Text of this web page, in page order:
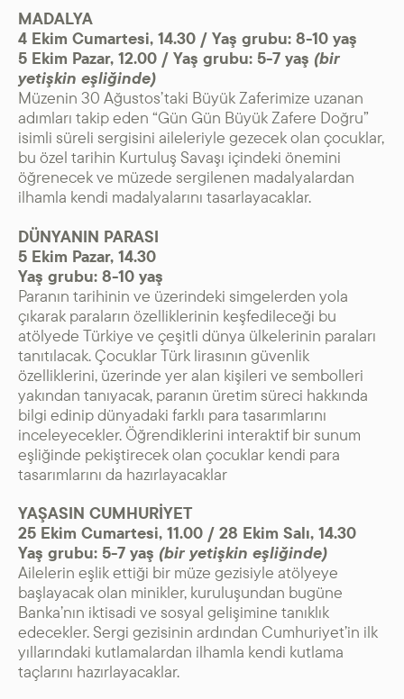
MADALYA
4 Ekim Cumartesi, 14.30 / Yaş grubu: 8-10 yaş
5 Ekim Pazar, 12.00 / Yaş grubu: 5-7 yaş (bir
yetişkin eşliğinde)
Müzenin 30 Ağustos’taki Büyük Zaferimize uzanan
adımları takip eden “Gün Gün Büyük Zafere Doğru”
isimli süreli sergisini aileleriyle gezecek olan çocuklar,
bu özel tarihin Kurtuluş Savaşı içindeki önemini
öğrenecek ve müzede sergilenen madalyalardan
ilhamla kendi madalyalarını tasarlayacaklar.
DÜNYANIN PARASI
5 Ekim Pazar, 14.30
Yaş grubu: 8-10 yaş
Paranın tarihinin ve üzerindeki simgelerden yola
çıkarak paraların özelliklerinin keşfedileceği bu
atölyede Türkiye ve çeşitli dünya ülkelerinin paraları
tanıtılacak. Çocuklar Türk lirasının güvenlik
özelliklerini, üzerinde yer alan kişileri ve sembolleri
yakından tanıyacak, paranın üretim süreci hakkında
bilgi edinip dünyadaki farklı para tasarımlarını
inceleyecekler. Öğrendiklerini interaktif bir sunum
eşliğinde pekiştirecek olan çocuklar kendi para
tasarımlarını da hazırlayacaklar
YAŞASIN CUMHURİYET
25 Ekim Cumartesi, 11.00 / 28 Ekim Salı, 14.30
Yaş grubu: 5-7 yaş (bir yetişkin eşliğinde)
Ailelerin eşlik ettiği bir müze gezisiyle atölyeye
başlayacak olan minikler, kuruluşundan bugüne
Banka’nın iktisadi ve sosyal gelişimine tanıklık
edecekler. Sergi gezisinin ardından Cumhuriyet’in ilk
yıllarındaki kutlamalardan ilhamla kendi kutlama
taçlarını hazırlayacaklar.